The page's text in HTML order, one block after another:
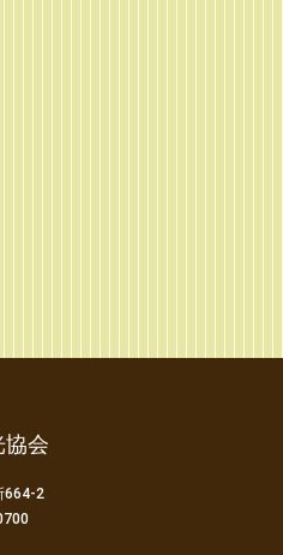
協会
664-2